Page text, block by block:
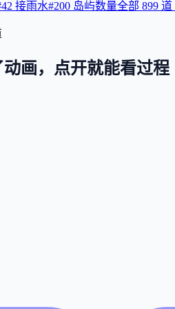
接雨水#200 岛屿数量全部 899
画，点开就能看过程